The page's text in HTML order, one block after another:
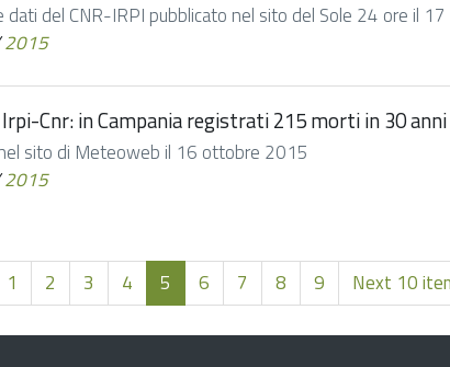
del CNR-IRPI pubblicato nel sito del Sole 24 ore il
2015
Cnr: in Campania registrati 215 morti in 30 anni
sito di Meteoweb il 16 ottobre 2015
2015
1 2 3 4 5 6 7 8 9 Next 10